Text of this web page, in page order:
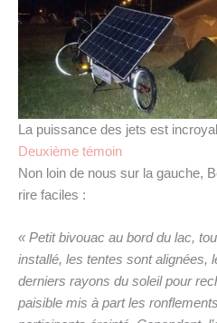
La puissance des jets est
Deuxième témoin
Non loin de nous sur la gauche,
rire faciles :
« Petit bivouac au bord du lac,
installé, les tentes sont alignées,
derniers rayons du soleil pour
paisible mis à part les